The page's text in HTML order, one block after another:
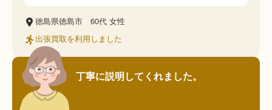
徳島県徳島市 60代 女性
出張買取を利用しました
丁寧に説明してくれました。